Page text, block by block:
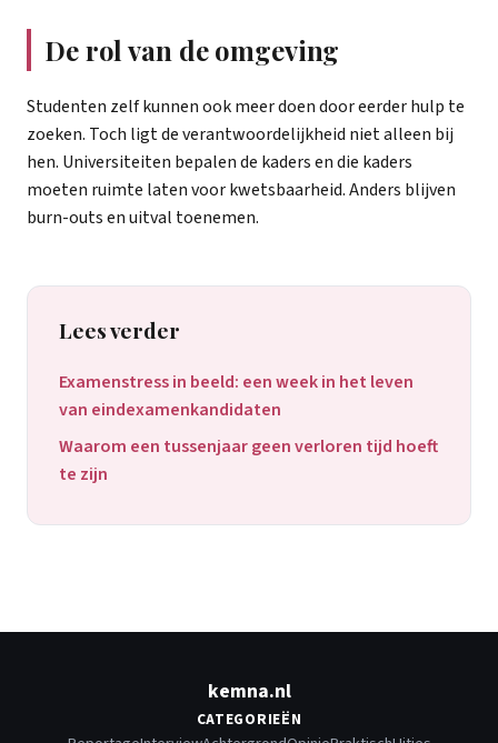
De rol van de omgeving
Studenten zelf kunnen ook meer doen door eerder hulp te
zoeken. Toch ligt de verantwoordelijkheid niet alleen bij
hen. Universiteiten bepalen de kaders en die kaders
moeten ruimte laten voor kwetsbaarheid. Anders blijven
burn-outs en uitval toenemen.
Lees verder
Examenstress in beeld: een week in het leven
van eindexamenkandidaten
Waarom een tussenjaar geen verloren tijd hoeft
te zijn
kemna.nl
CATEGORIEËN